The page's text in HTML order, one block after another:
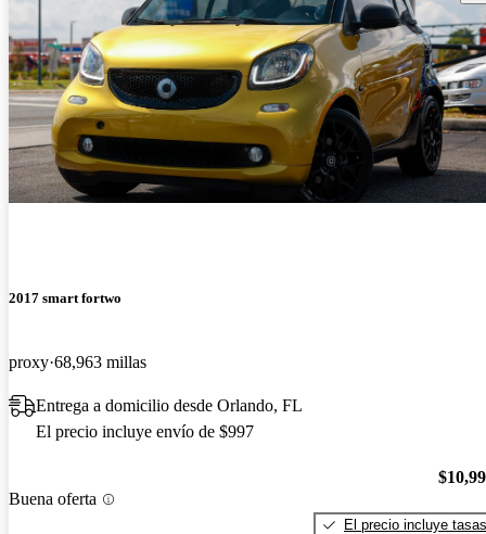
2017 smart fortwo
proxy 68,963 millas
Entrega a domicilio desde Orlando, FL
El precio incluye envío de $997
Buena oferta
El precio incluye tasas